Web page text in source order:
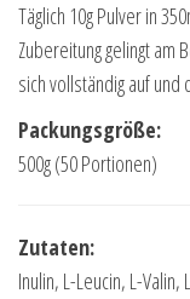
Täglich 10g Pulver in
Zubereitung gelingt am
sich vollständig auf und
Packungsgröße:
500g (50 Portionen)
Zutaten:
Inulin, L-Leucin, L-